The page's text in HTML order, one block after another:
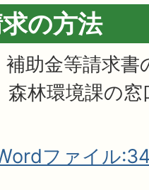
の方法
助金等請求
森林環境課の
ファイル